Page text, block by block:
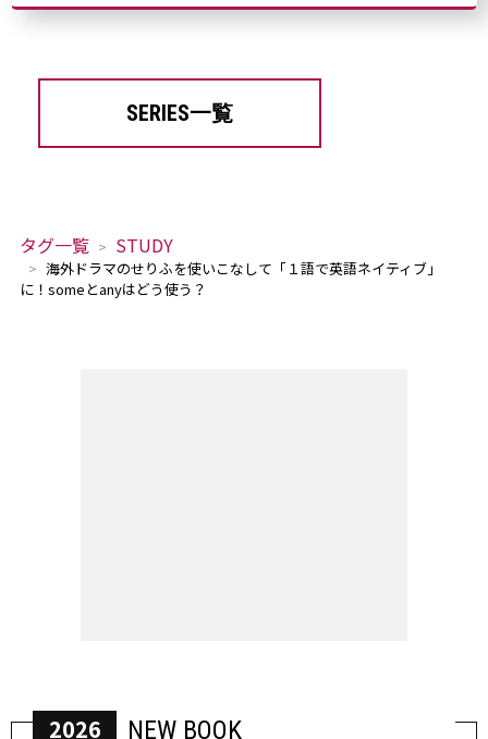
SERIES一覧
タグ一覧 STUDY
海外ドラマのせりふを使いこなして「１語で英語ネイティブ」
に！someとanyはどう使う？
2026 NEW BOOK